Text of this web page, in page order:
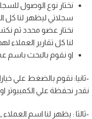
نختار نوع الوصول
سجلاتي ليظهر لنا كل
نختار عضو محدد ثم
لنا كل تقارير العملاء
او نقوم بالبحث باسم
-ثانيا: نقوم بالضغط علي
نقدر نحفظة علي الكمبيوتر
-ثالثا : يظهر لنا اسم